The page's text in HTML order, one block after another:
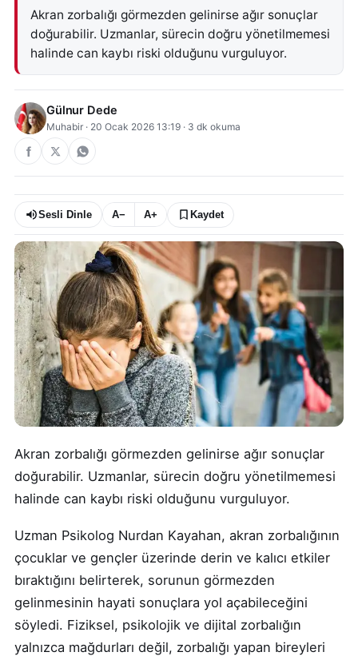
Akran zorbalığı görmezden gelinirse ağır sonuçlar
doğurabilir. Uzmanlar, sürecin doğru yönetilmemesi
halinde can kaybı riski olduğunu vurguluyor.
Gülnur Dede
Muhabir · 20 Ocak 2026 13:19 · 3 dk okuma
Sesli Dinle A− A+ Kaydet
Akran zorbalığı görmezden gelinirse ağır sonuçlar
doğurabilir. Uzmanlar, sürecin doğru yönetilmemesi
halinde can kaybı riski olduğunu vurguluyor.
Uzman Psikolog Nurdan Kayahan, akran zorbalığının
çocuklar ve gençler üzerinde derin ve kalıcı etkiler
bıraktığını belirterek, sorunun görmezden
gelinmesinin hayati sonuçlara yol açabileceğini
söyledi. Fiziksel, psikolojik ve dijital zorbalığın
yalnızca mağdurları değil, zorbalığı yapan bireyleri